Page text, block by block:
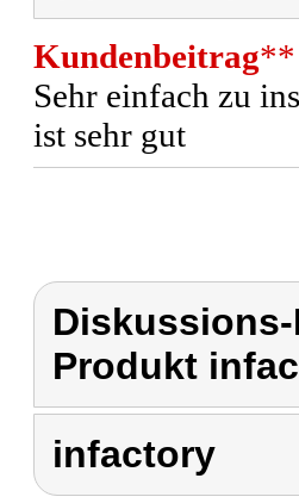
Kundenbeitrag**
Sehr einfach zu
ist sehr gut
Produkt
infactory